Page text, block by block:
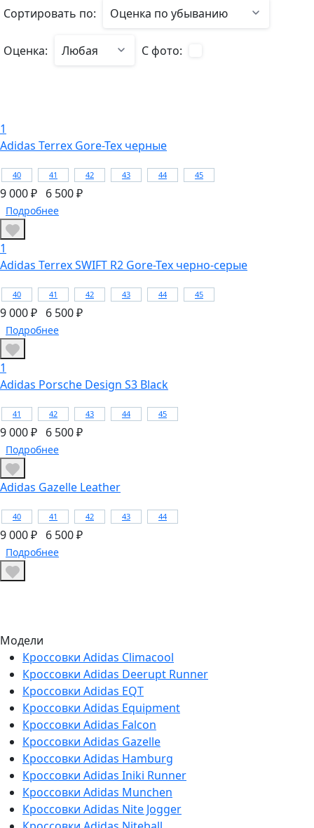
Сортировать по:
Оценка: С фото:
1
Adidas Terrex Gore-Tex черные
40 41 42 43 44 45
9 000 ₽ 6 500 ₽
Подробнее
1
Adidas Terrex SWIFT R2 Gore-Tex черно-серые
40 41 42 43 44 45
9 000 ₽ 6 500 ₽
Подробнее
1
Adidas Porsche Design S3 Black
41 42 43 44 45
9 000 ₽ 6 500 ₽
Подробнее
Adidas Gazelle Leather
40 41 42 43 44
9 000 ₽ 6 500 ₽
Подробнее
Модели
Кроссовки Adidas Climacool
Кроссовки Adidas Deerupt Runner
Кроссовки Adidas EQT
Кроссовки Adidas Equipment
Кроссовки Adidas Falcon
Кроссовки Adidas Gazelle
Кроссовки Adidas Hamburg
Кроссовки Adidas Iniki Runner
Кроссовки Adidas Munchen
Кроссовки Adidas Nite Jogger